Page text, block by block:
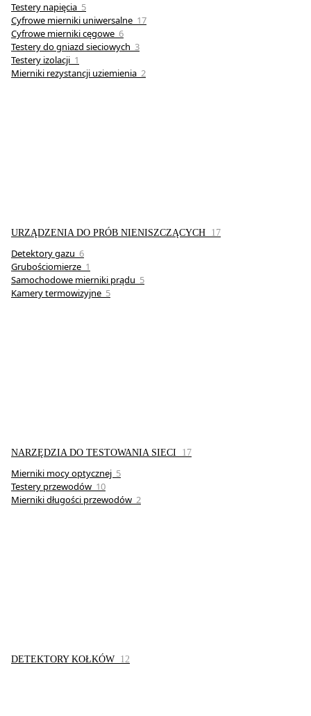
Testery napięcia 5
Cyfrowe mierniki uniwersalne 17
Cyfrowe mierniki cęgowe 6
Testery do gniazd sieciowych 3
Testery izolacji 1
Mierniki rezystancji uziemienia 2
URZĄDZENIA DO PRÓB NIENISZCZĄCYCH 17
Detektory gazu 6
Grubościomierze 1
Samochodowe mierniki prądu 5
Kamery termowizyjne 5
NARZĘDZIA DO TESTOWANIA SIECI 17
Mierniki mocy optycznej 5
Testery przewodów 10
Mierniki długości przewodów 2
DETEKTORY KOŁKÓW 12